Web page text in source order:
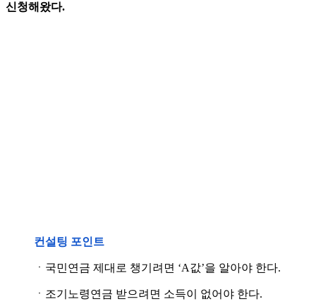
신청해왔다.
컨설팅 포인트
ㆍ국민연금 제대로 챙기려면 ‘A값’을 알아야 한다.
ㆍ조기노령연금 받으려면 소득이 없어야 한다.